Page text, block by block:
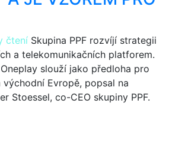
čtení Skupina PPF rozvíjí strategii
a telekomunikačních platforem.
slouží jako předloha pro
Evropě, popsal na
Stoessel, co-CEO skupiny PPF.